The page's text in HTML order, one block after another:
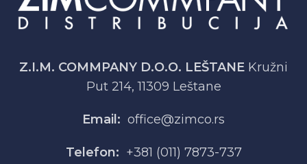
Z.I.M. COMMPANY D.O.O. LEŠTANE Kružni
Put 214, 11309 Leštane
Email: office@zimco.rs
Telefon: +381 (011) 7873-737